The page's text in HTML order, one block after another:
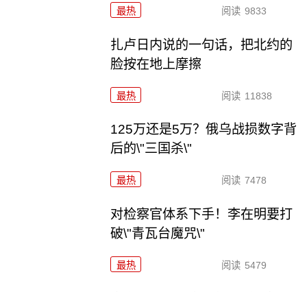
最热 阅读 9833
扎卢日内说的一句话，把北约的
脸按在地上摩擦
最热 阅读 11838
125万还是5万？俄乌战损数字背
后的\"三国杀\"
最热 阅读 7478
对检察官体系下手！李在明要打
破\"青瓦台魔咒\"
最热 阅读 5479